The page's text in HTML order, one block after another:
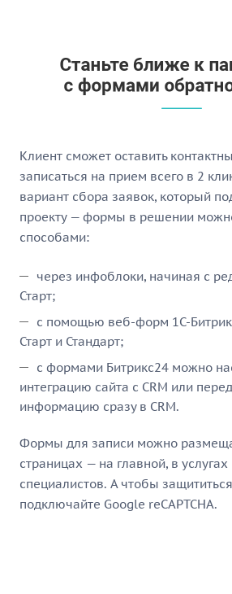
Клиент сможет оставить
записаться на прием всего в 2
вариант сбора заявок, который
проекту — формы в решении
способами:
через инфоблоки, начиная с
Старт;
с помощью веб-форм 1С-
Старт и Стандарт;
с формами Битрикс24 можно
интеграцию сайта с CRM или
информацию сразу в CRM.
Формы для записи можно
страницах — на главной, в
специалистов. А чтобы
подключайте Google reCAPTCHA.